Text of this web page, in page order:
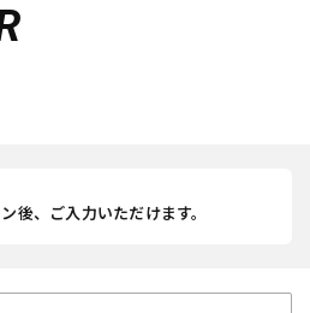
後、ご入力いただけます。